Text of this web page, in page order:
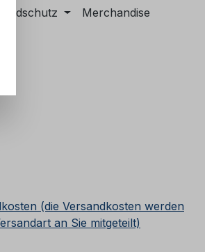
Merchandise
(die Versandkosten werden
an Sie mitgeteilt)